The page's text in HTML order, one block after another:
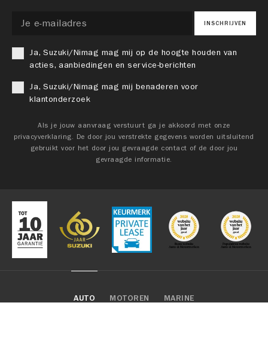
INSCHRIJVEN
Ja, Suzuki/Nimag mag mij op de hoogte houden van
acties, aanbiedingen en service-berichten
Ja, Suzuki/Nimag mag mij benaderen voor
klantonderzoek
Als je jouw aanvraag verstuurt ga je akkoord met onze
privacyverklaring. De door jou verstrekte gegevens worden uitsluitend
gebruikt voor het door jou gevraagde contact of de door jou
gevraagde informatie.
AUTO MOTOREN MARINE